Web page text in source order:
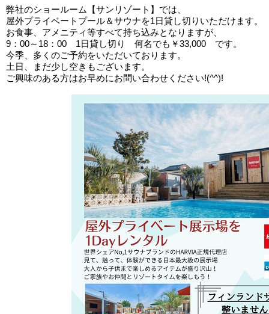
弊社のショールーム【サンリゾート】では、
屋外プライベートプール＆サウナを1日貸し切りいただけます。
お食事、アメニティ等すべて持ち込みとなりますが、
9：00～18：00 1日貸し切り 何名でも￥33,000 です。
今季、多くのご予約をいただいております。
土日、まだ少し空きもございます。
ご興味のある方はお早めにお問い合わせください!(^^)!